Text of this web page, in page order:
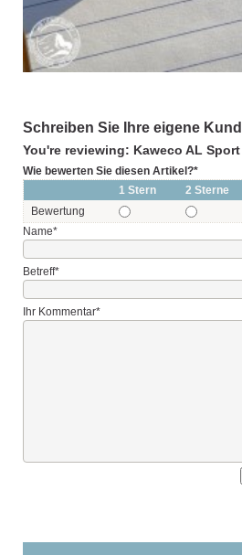
Schreiben Sie Ihre eigene
You're reviewing: Kaweco AL
Wie bewerten Sie diesen Artikel?*
1 Stern
2 Sterne
Bewertung
Name*
Betreff*
Ihr Kommentar*